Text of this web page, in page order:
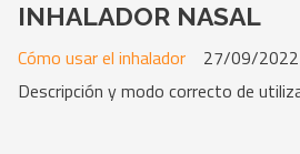
INHALADOR NASAL
Cómo usar el inhalador
27/09/2022
Descripción y modo correcto de